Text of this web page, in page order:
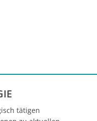
tätigen